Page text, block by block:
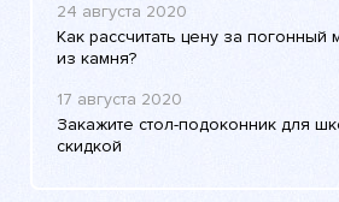
24 августа 2020
Как рассчитать цену за погонный
из камня?
17 августа 2020
Закажите стол-подоконник для
скидкой